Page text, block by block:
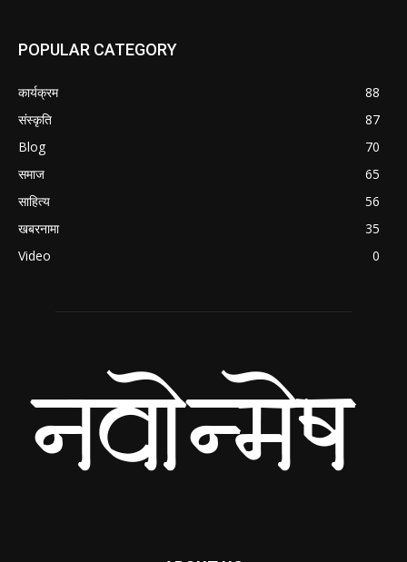
POPULAR CATEGORY
कार्यक्रम
88
संस्कृति
87
Blog
70
समाज
65
साहित्य
56
खबरनामा
35
Video
0